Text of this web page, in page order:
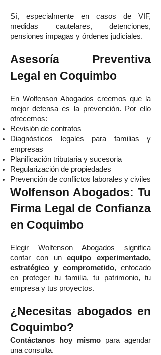
Sí, especialmente en casos de VIF,
medidas cautelares, detenciones,
pensiones impagas y órdenes judiciales.
Asesoría Preventiva
Legal en Coquimbo
En Wolfenson Abogados creemos que la
mejor defensa es la prevención. Por ello
ofrecemos:
Revisión de contratos
Diagnósticos legales para familias y
empresas
Planificación tributaria y sucesoria
Regularización de propiedades
Prevención de conflictos laborales y civiles
Wolfenson Abogados: Tu
Firma Legal de Confianza
en Coquimbo
Elegir Wolfenson Abogados significa
contar con unequipo experimentado,
estratégico y comprometido, enfocado
en proteger tu familia, tu patrimonio, tu
empresa y tus proyectos.
¿Necesitas abogados en
Coquimbo?
Contáctanos hoy mismo para agendar
una consulta.